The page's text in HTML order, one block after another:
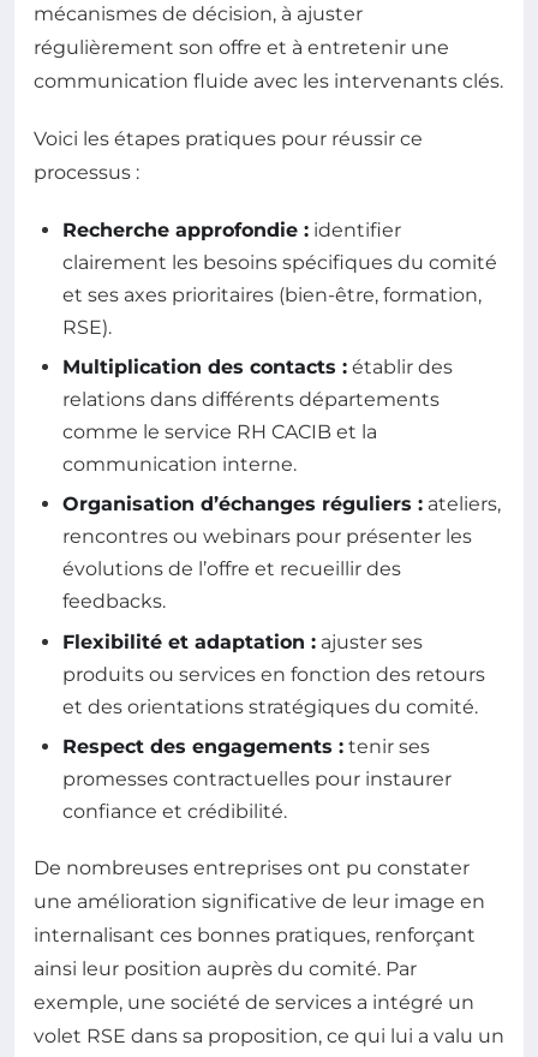
mécanismes de décision, à ajuster
régulièrement son offre et à entretenir une
communication fluide avec les intervenants clés.
Voici les étapes pratiques pour réussir ce
processus :
Recherche approfondie : identifier
clairement les besoins spécifiques du comité
et ses axes prioritaires (bien-être, formation,
RSE).
Multiplication des contacts : établir des
relations dans différents départements
comme le service RH CACIB et la
communication interne.
Organisation d’échanges réguliers : ateliers,
rencontres ou webinars pour présenter les
évolutions de l’offre et recueillir des
feedbacks.
Flexibilité et adaptation : ajuster ses
produits ou services en fonction des retours
et des orientations stratégiques du comité.
Respect des engagements : tenir ses
promesses contractuelles pour instaurer
confiance et crédibilité.
De nombreuses entreprises ont pu constater
une amélioration significative de leur image en
internalisant ces bonnes pratiques, renforçant
ainsi leur position auprès du comité. Par
exemple, une société de services a intégré un
volet RSE dans sa proposition, ce qui lui a valu un